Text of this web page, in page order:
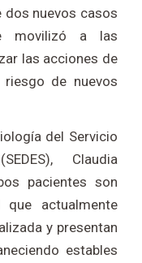
nuevos casos
movilizó a las
las acciones de
de nuevos
del Servicio
Claudia
pacientes son
actualmente
y presentan
estables